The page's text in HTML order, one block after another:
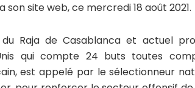
site web, ce mercredi 18 août 2021.
du Raja de Casablanca et actuel
qui compte 24 buts toutes
est appelé par le sélectionneur